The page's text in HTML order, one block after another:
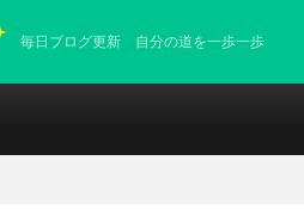
毎日ブログ更新 自分の道を一歩一歩